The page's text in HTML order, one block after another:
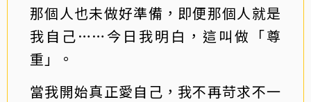
那個人也未做好準備，即便那個人就是
我自己……今日我明白，這叫做「尊
重」。
當我開始真正愛自己，我不再苛求不一